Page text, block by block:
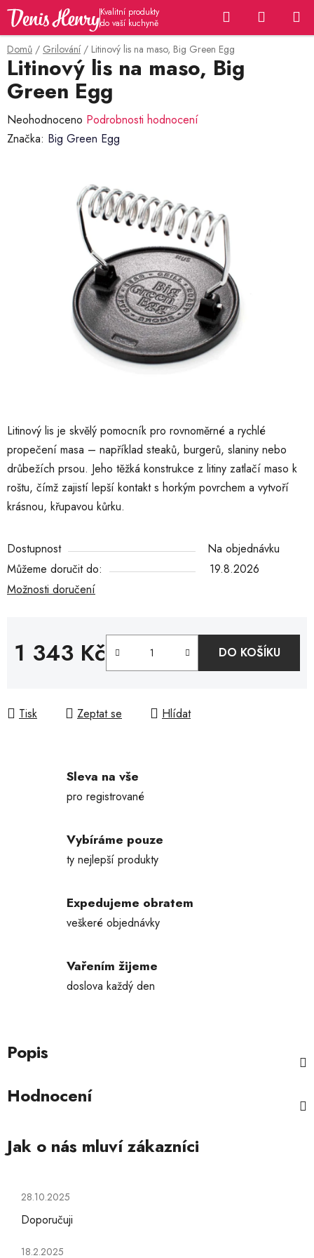
Přejít
obsah
Hledat
KOŠÍK
Domů / Grilování / Litinový lis na maso, Big Green Egg
Litinový lis je skvělý pomocník pro rovnoměrné a rychlé
propečení masa – například steaků, burgerů, slaniny nebo
drůbežích prsou. Jeho těžká konstrukce z litiny zatlačí maso k
roštu, čímž zajistí lepší kontakt s horkým povrchem a vytvoří
krásnou, křupavou kůrku.
Dostupnost
Na objednávku
Můžeme doručit do:
19.8.2026
Možnosti doručení
1 343 Kč DO KOŠÍKU
Tisk Zeptat se Hlídat
Litinový lis na maso, Big
Green Egg
Průměrné
hodnocení
Neohodnoceno Podrobnosti hodnocení
Značka: Big Green Egg
Sleva na vše
pro registrované
Vybíráme pouze
ty nejlepší produkty
Expedujeme obratem
veškeré objednávky
Vařením žijeme
doslova každý den
Popis
Hodnocení
Hodnocení obchodu je 5 z 5 hvězdiček.
28.10.2025
Doporučuji
Hodnocení obchodu je 5 z 5 hvězdiček.
18.2.2025